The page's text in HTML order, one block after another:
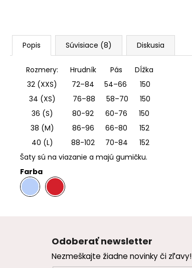
Popis Súvisiace (8) Diskusia
Rozmery: Hrudník Pás
DÍžka
32 (XXS)
72–84 54–66
150
34 (XS)
76–88 58–70
150
36 (S)
80-92 60-76
150
38 (M)
86-96 66-80
152
40 (L)
88-102 70-84
152
Šaty sú na viazanie a majú gumičku.
Farba
.
.
Odoberať newsletter
Nezmeškajte žiadne novinky či zľavy!